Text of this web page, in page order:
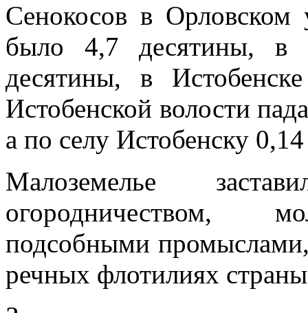
Сенокосов в Орловском
было 4,7 десятины, в
десятины, в
Истобенской волости
а по селу Истобенску
Малоземелье
огородничеством,
подсобными
речных флотилиях